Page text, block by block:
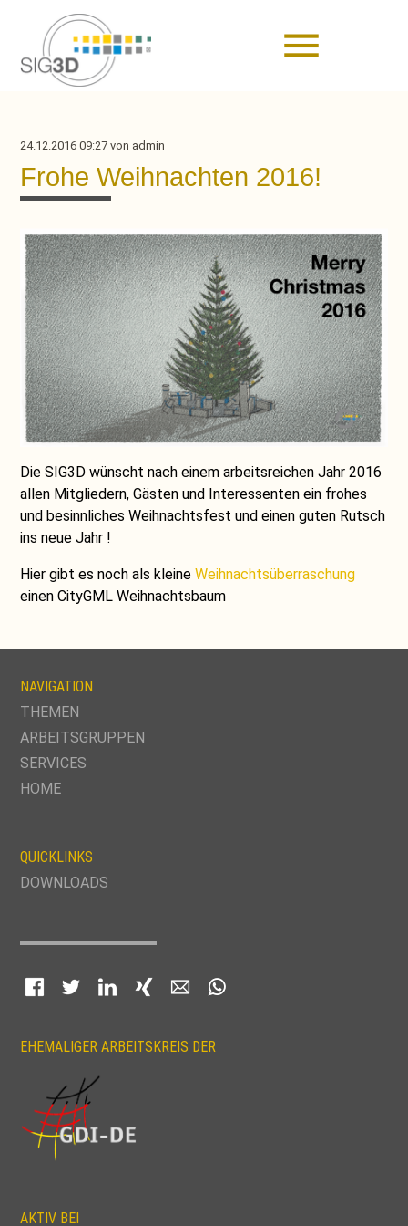
menu
24.12.2016 09:27 von admin
Frohe Weihnachten 2016!
Die SIG3D wünscht nach einem arbeitsreichen Jahr 2016
allen Mitgliedern, Gästen und Interessenten ein frohes
und besinnliches Weihnachtsfest und einen guten Rutsch
ins neue Jahr !
Hier gibt es noch als kleine Weihnachtsüberraschung
einen CityGML Weihnachtsbaum
NAVIGATION
NAVIGATION
ÜBERSPRINGEN
THEMEN
ARBEITSGRUPPEN
SERVICES
HOME
QUICKLINKS
DOWNLOADS
Facebook
Twitter LinkedInXing E-mail
EHEMALIGER ARBEITSKREIS DER
AKTIV BEI